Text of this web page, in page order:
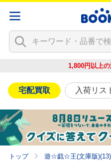
1,800円以上
宅配買取 入荷リス
トップ 遊☆戯☆王(文庫版)(13)